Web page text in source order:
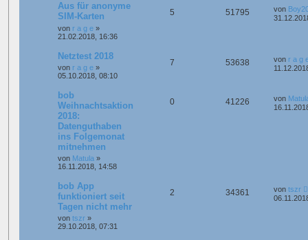
Aus für anonyme
SIM-Karten
von r a g e »
21.02.2018, 16:36
5 51795 von
Netztest 2018
von r a g e »
05.10.2018, 08:10
7 53638 von r a g
bob
Weihnachtsaktion
2018:
Datenguthaben
ins Folgemonat
mitnehmen
von Matula »
16.11.2018, 14:58
0 41226 von
bob App
funktioniert seit
Tagen nicht mehr
von tszr »
29.10.2018, 07:31
2 34361 von tszr